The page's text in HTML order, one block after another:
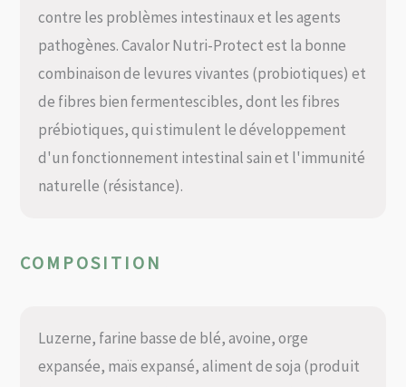
contre les problèmes intestinaux et les agents
pathogènes. Cavalor Nutri-Protect est la bonne
combinaison de levures vivantes (probiotiques) et
de fibres bien fermentescibles, dont les fibres
prébiotiques, qui stimulent le développement
d'un fonctionnement intestinal sain et l'immunité
naturelle (résistance).
COMPOSITION
Luzerne, farine basse de blé, avoine, orge
expansée, maïs expansé, aliment de soja (produit